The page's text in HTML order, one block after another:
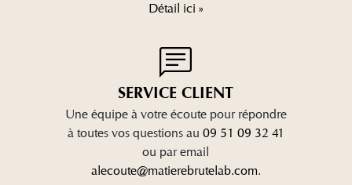
Détail ici »
SERVICE CLIENT
Une équipe à votre écoute pour répondre
à toutes vos questions au 09 51 09 32 41
ou par email
alecoute@matierebrutelab.com.